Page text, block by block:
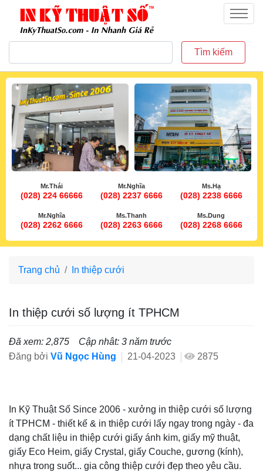
inkythuatso.com
Menu
Tìm kiếm
Mr.Thái
(028) 224 66666
Mr.Nghĩa
(028) 2237 6666
Ms.Hạ
(028) 2238 6666
Mr.Nghĩa
(028) 2262 6666
Ms.Thanh
(028) 2263 6666
Ms.Dung
(028) 2268 6666
Trang chủ In thiệp cưới
In thiệp cưới số lượng ít TPHCM
Đã xem: 2,875
Cập nhât: 3 năm trước
Đăng bởi Vũ Ngọc Hùng 21-04-2023 2875
In Kỹ Thuật Số Since 2006 - xưởng in thiệp cưới số lượng
ít TPHCM - thiết kế & in thiệp cưới lấy ngay trong ngày - đa
dạng chất liệu in thiệp cưới giấy ánh kim, giấy mỹ thuật,
giấy Eco Heim, giấy Crystal, giấy Couche, gương (kính),
nhựa trong suốt... gia công thiệp cưới đẹp theo yêu cầu.